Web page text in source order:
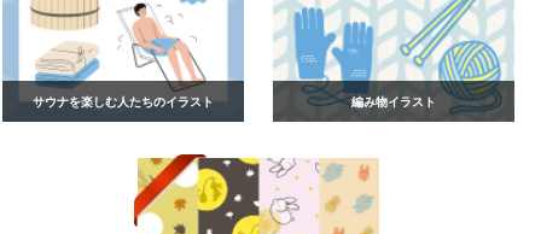
サウナを楽しむ人たちのイラスト 編み物イラスト